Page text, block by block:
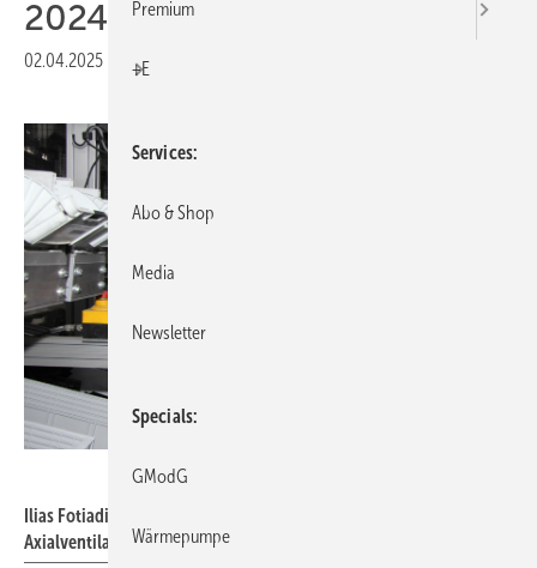
2024
02.04.2025 Druckvorschau
Ilias Fotiadis montiert bei Ziehl-Abegg in Kupferzell einen
Axialventilator.
Premium
+E
Services
Abo & Shop
Media
Newsletter
Specials
GModG
Wärmepumpe